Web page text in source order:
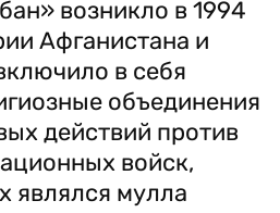
возникло в 1994
Афганистана и
в себя
объединения
действий против
войск,
являлся мулла